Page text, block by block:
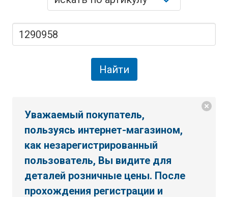
Уважаемый покупатель,
пользуясь интернет-магазином,
как незарегистрированный
пользователь, Вы видите для
деталей розничные цены. После
прохождения регистрации и